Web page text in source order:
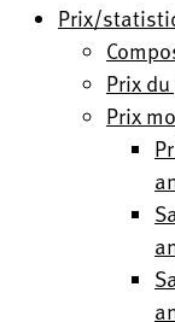
Prix/
Prix
Prix